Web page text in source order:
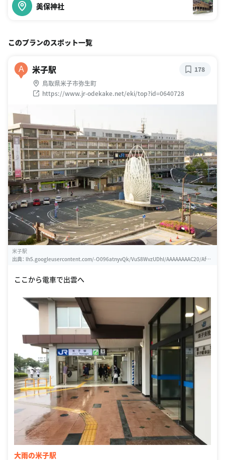
美保神社
このプランのスポット一覧
A 米子駅
鳥取県米子市弥生町
https://www.jr-odekake.net/eki/top?id=0640728
178
米子駅
出典： lh5.googleusercontent.com/-O096atnyvQk/VuS8WvzUDhI/AAAAAAAAC20/AfqQ
ここから電車で出雲へ
大雨の米子駅